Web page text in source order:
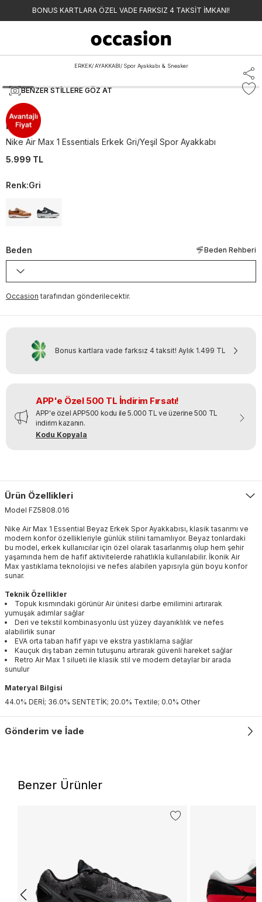
BONUS KARTLARA ÖZEL VADE FARKSIZ 4 TAKSİT İMKANI!
ERKEK/ AYAKKABI/ Spor Ayakkabı & Sneaker
BENZER STILLERE GÖZ AT
Nike
Nike Air Max 1 Essentials Erkek Gri/Yeşil Spor Ayakkabı
5.999 TL
Renk:Gri
Beden Beden Rehberi
Occasion tarafından gönderilecektir.
Bonus kartlara vade farksız 4 taksit! Aylık 1.499 TL
APP'e Özel 500 TL İndirim Fırsatı!
APP'e özel APP500 kodu ile 5.000 TL ve üzerine 500 TL
indirim kazanın.
Kodu Kopyala
Ürün Özellikleri
Model FZ5808.016
Nike Air Max 1 Essential Beyaz Erkek Spor Ayakkabısı, klasik tasarımı ve
modern konfor özellikleriyle günlük stilini tamamlıyor. Beyaz tonlardaki
bu model, erkek kullanıcılar için özel olarak tasarlanmış olup hem şehir
yaşamında hem de hafif aktivitelerde rahatlıkla kullanılabilir. İkonik Air
Max yastıklama teknolojisi ve nefes alabilen yapısıyla gün boyu konfor
sunar.
Teknik Özellikler
Topuk kısmındaki görünür Air ünitesi darbe emilimini artırarak
yumuşak adımlar sağlar
Deri ve tekstil kombinasyonlu üst yüzey dayanıklılık ve nefes
alabilirlik sunar
EVA orta taban hafif yapı ve ekstra yastıklama sağlar
Kauçuk dış taban zemin tutuşunu artırarak güvenli hareket sağlar
Retro Air Max 1 silueti ile klasik stil ve modern detaylar bir arada
sunulur
Materyal Bilgisi
44.0% DERİ; 36.0% SENTETİK; 20.0% Textile; 0.0% Other
Gönderim ve İade
Benzer Ürünler